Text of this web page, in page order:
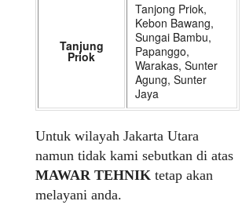
Tanjung
Priok
Tanjong Priok,
Kebon Bawang,
Sungai Bambu,
Papanggo,
Warakas, Sunter
Agung, Sunter
Jaya
Untuk wilayah Jakarta Utara
namun tidak kami sebutkan di atas
MAWAR TEHNIK tetap akan
melayani anda.